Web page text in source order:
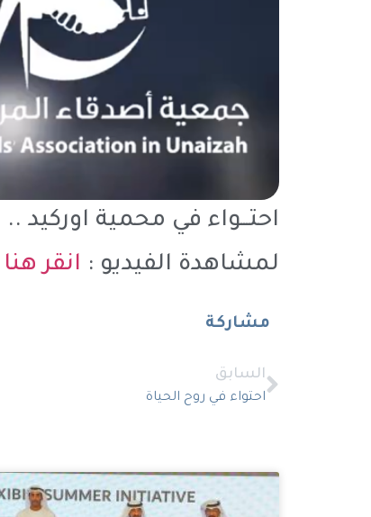
احتـــواء في محمية اوركيد ..
لمشاهدة الفيديو : انقر هنا
مشاركة
السابق
احتواء في روح الحياة